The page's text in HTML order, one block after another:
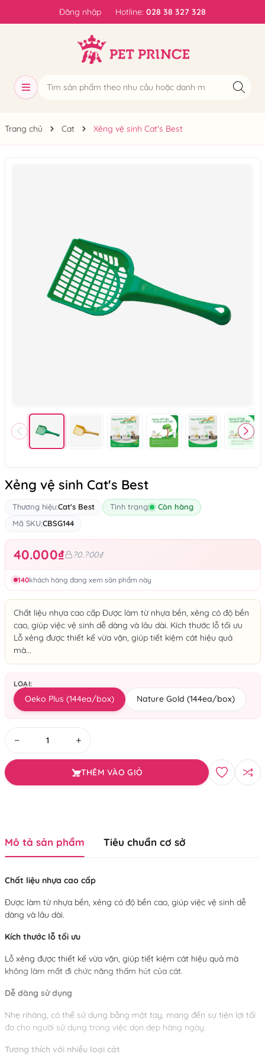
Đăng nhập Hotline: 028 38 327 328
Trang chủ Cat Xẻng vệ sinh Cat's Best
Xẻng vệ sinh Cat's Best
Thương hiệu:Cat's Best Tình trạng:
Còn hàng
Mã SKU:CBSG144
40.000₫ ?0.?00₫
140khách hàng đang xem sản phẩm này
Chất liệu nhựa cao cấp Được làm từ nhựa bền, xẻng có độ bền
cao, giúp việc vệ sinh dễ dàng và lâu dài. Kích thước lỗ tối ưu
Lỗ xẻng được thiết kế vừa vặn, giúp tiết kiệm cát hiệu quả
mà...
LOẠI:
Oeko Plus (144ea/box) Nature Gold (144ea/box)
− +
THÊM VÀO GIỎ
Mô tả sản phẩm Tiêu chuẩn cơ sở
Chất liệu nhựa cao cấp
Được làm từ nhựa bền, xẻng có độ bền cao, giúp việc vệ sinh dễ
dàng và lâu dài.
Kích thước lỗ tối ưu
Lỗ xẻng được thiết kế vừa vặn, giúp tiết kiệm cát hiệu quả mà
không làm mất đi chức năng thấm hút của cát.
Dễ dàng sử dụng
Nhẹ nhàng, có thể sử dụng bằng một tay, mang đến sự tiện lợi tối
đa cho người sử dụng trong việc dọn dẹp hàng ngày.
Tương thích với nhiều loại cát